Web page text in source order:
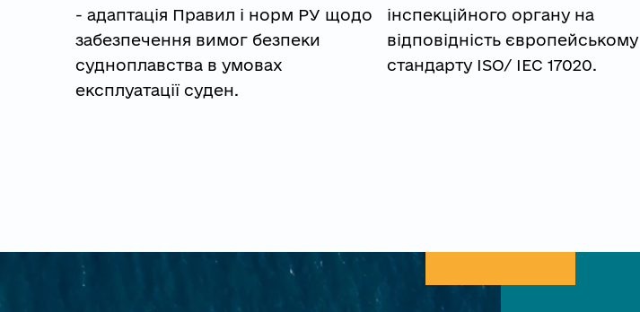
- адаптація Правил і норм РУ щодо
забезпечення вимог безпеки
судноплавства в умовах
експлуатації суден.
інспекційного органу на
відповідність європейському
стандарту ISO/ IEC 17020.